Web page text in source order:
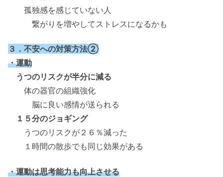
孤独感を感じていない人
繋がりを増やしてストレスになるかも
３．不安への対策方法②
・運動
うつのリスクが半分に減る
体の器官の組織強化
脳に良い感情が送られる
１５分のジョギング
うつのリスクが２６％減った
１時間の散歩でも同じ効果がある
・運動は思考能力も向上させる